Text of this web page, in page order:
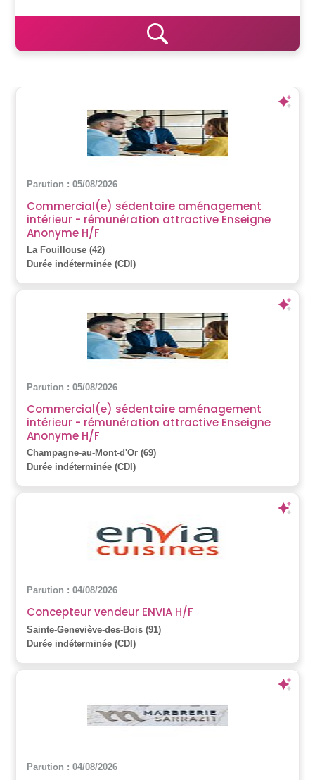
Parution : 05/08/2026
Commercial(e) sédentaire aménagement
intérieur - rémunération attractive Enseigne
Anonyme H/F
La Fouillouse (42)
Durée indéterminée (CDI)
Parution : 05/08/2026
Commercial(e) sédentaire aménagement
intérieur - rémunération attractive Enseigne
Anonyme H/F
Champagne-au-Mont-d'Or (69)
Durée indéterminée (CDI)
Parution : 04/08/2026
Concepteur vendeur ENVIA H/F
Sainte-Geneviève-des-Bois (91)
Durée indéterminée (CDI)
Parution : 04/08/2026